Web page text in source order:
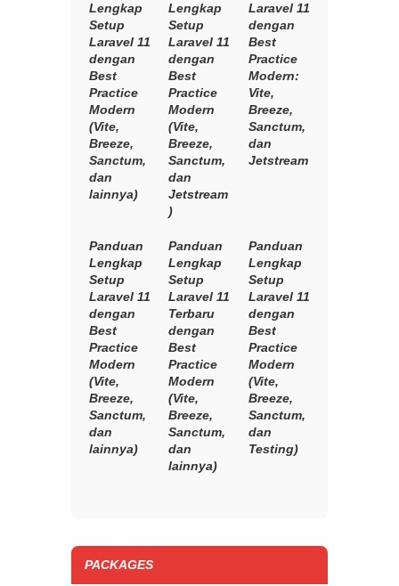
Lengkap
Setup
Laravel 11
dengan
Best
Practice
Modern
(Vite,
Breeze,
Sanctum,
dan
lainnya)
Lengkap
Setup
Laravel 11
dengan
Best
Practice
Modern
(Vite,
Breeze,
Sanctum,
dan
Jetstream
)
Laravel 11
dengan
Best
Practice
Modern:
Vite,
Breeze,
Sanctum,
dan
Jetstream
Panduan
Lengkap
Setup
Laravel 11
dengan
Best
Practice
Modern
(Vite,
Breeze,
Sanctum,
dan
lainnya)
Panduan
Lengkap
Setup
Laravel 11
Terbaru
dengan
Best
Practice
Modern
(Vite,
Breeze,
Sanctum,
dan
lainnya)
Panduan
Lengkap
Setup
Laravel 11
dengan
Best
Practice
Modern
(Vite,
Breeze,
Sanctum,
dan
Testing)
PACKAGES